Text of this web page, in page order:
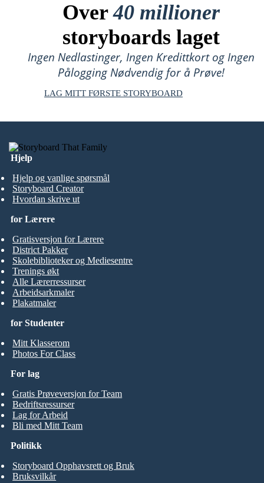
Over40 millioner
storyboards laget
Ingen Nedlastinger, Ingen Kredittkort og Ingen
Pålogging Nødvendig for å Prøve!
LAG MITT FØRSTE STORYBOARD
Hjelp
Hjelp og vanlige spørsmål
Storyboard Creator
Hvordan skrive ut
for Studenter
Mitt Klasserom
Photos For Class
for Lærere
Gratisversjon for Lærere
District Pakker
Skolebiblioteker og Mediesentre
Trenings økt
Alle Lærerressurser
Arbeidsarkmaler
Plakatmaler
For lag
Gratis Prøveversjon for Team
Bedriftsressurser
Lag for Arbeid
Bli med Mitt Team
Politikk
Storyboard Opphavsrett og Bruk
Bruksvilkår